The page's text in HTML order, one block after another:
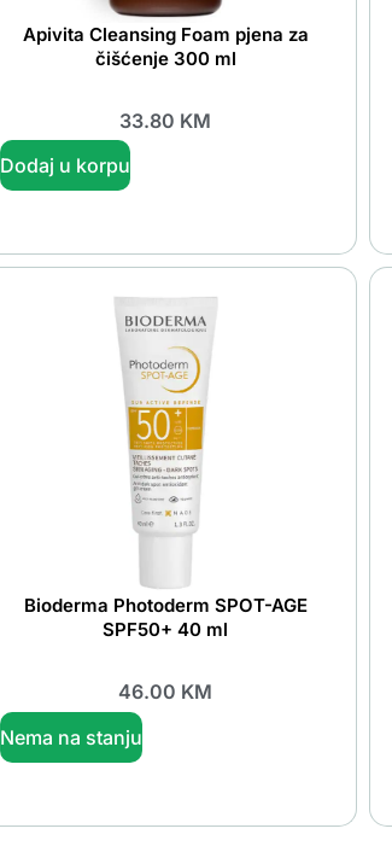
Apivita Cleansing Foam pjena za
čišćenje 300 ml
33.80 KM
Dodaj u korpu
Bioderma Photoderm SPOT-AGE
SPF50+ 40 ml
46.00 KM
Nema na stanju